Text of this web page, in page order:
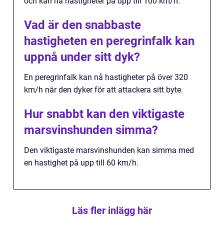
Vad är den snabbaste
hastigheten en peregrinfalk kan
uppnå under sitt dyk?
En peregrinfalk kan nå hastigheter på över 320
km/h när den dyker för att attackera sitt byte.
Hur snabbt kan den viktigaste
marsvinshunden simma?
Den viktigaste marsvinshunden kan simma med
en hastighet på upp till 60 km/h.
Läs fler inlägg här